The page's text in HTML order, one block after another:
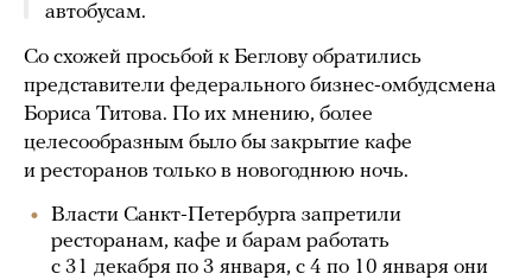
автобусам.
Со схожей просьбой к Беглову обратились
представители федерального бизнес-омбудсмена
Бориса Титова. По их мнению, более
целесообразным было бы закрытие кафе
и ресторанов только в новогоднюю ночь.
Власти Санкт-Петербурга запретили
ресторанам, кафе и барам работать
с 31 декабря по 3 января, с 4 по 10 января они